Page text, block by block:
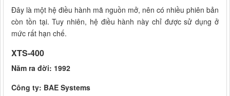
Đây là một hệ điều hành mã nguồn mở, nên có nhiều phiên bản
còn tồn tại. Tuy nhiên, hệ điều hành này chỉ được sử dụng ở
mức rất hạn chế.
XTS-400
Năm ra đời: 1992
Công ty: BAE Systems